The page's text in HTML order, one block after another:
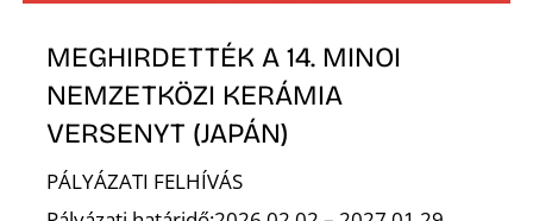
MEGHIRDETTÉK A 14. MINOI
NEMZETKÖZI KERÁMIA
VERSENYT (JAPÁN)
PÁLYÁZATI FELHÍVÁS